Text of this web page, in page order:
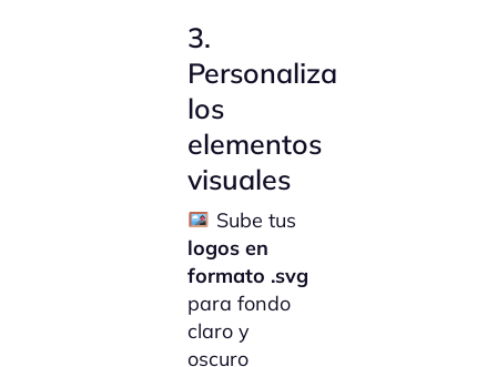
3.
Personaliza
los
elementos
visuales
Sube tus
logos en
formato .svg
para fondo
claro y
oscuro